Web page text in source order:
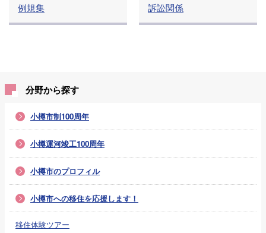
例規集 訴訟関係
分野から探す
小樽市制100周年
小樽運河竣工100周年
小樽市のプロフィル
小樽市への移住を応援します！
移住体験ツアー